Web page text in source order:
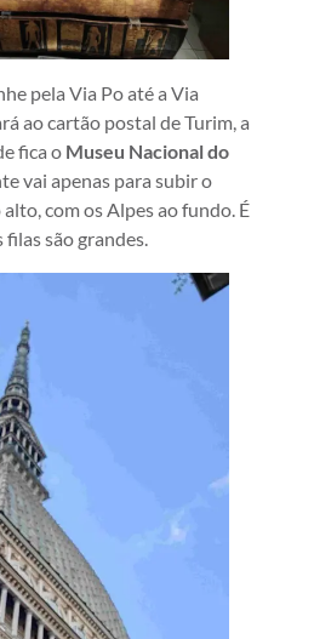
pela Via Po até a Via
ao cartão postal de Turim, a
fica o Museu Nacional do
vai apenas para subir o
com os Alpes ao fundo. É
filas são grandes.